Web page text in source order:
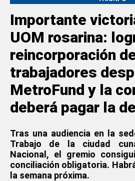
Importante
UOM rosarina:
reincorporación
trabajadores
MetroFund y la
deberá pagar la
Tras una audiencia en la
Trabajo de la ciudad
Nacional, el gremio
conciliación obligatoria.
la semana próxima.